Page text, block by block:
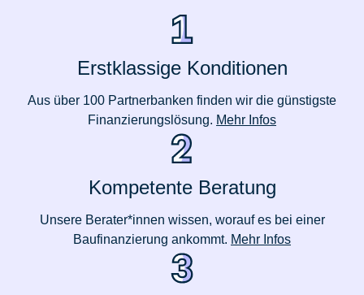
Erstklassige Konditionen
Aus über 100 Partnerbanken finden wir die günstigste
Finanzierungslösung. Mehr Infos
Kompetente Beratung
Unsere Berater*innen wissen, worauf es bei einer
Baufinanzierung ankommt. Mehr Infos